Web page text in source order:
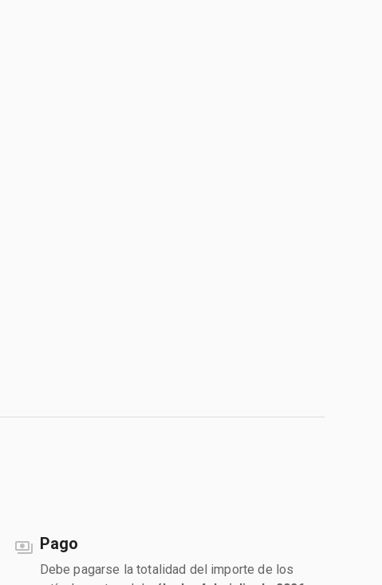
Pago
Debe pagarse la totalidad del importe de los